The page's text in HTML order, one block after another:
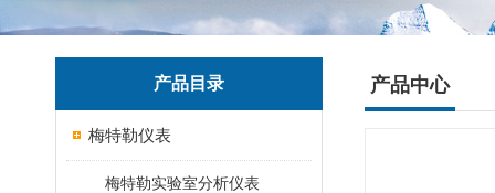
产品目录
梅特勒仪表
梅特勒实验室分析仪表
产品中心